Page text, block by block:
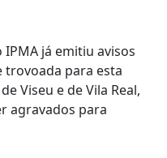
já emitiu avisos
trovoada para esta
Viseu e de Vila Real,
agravados para